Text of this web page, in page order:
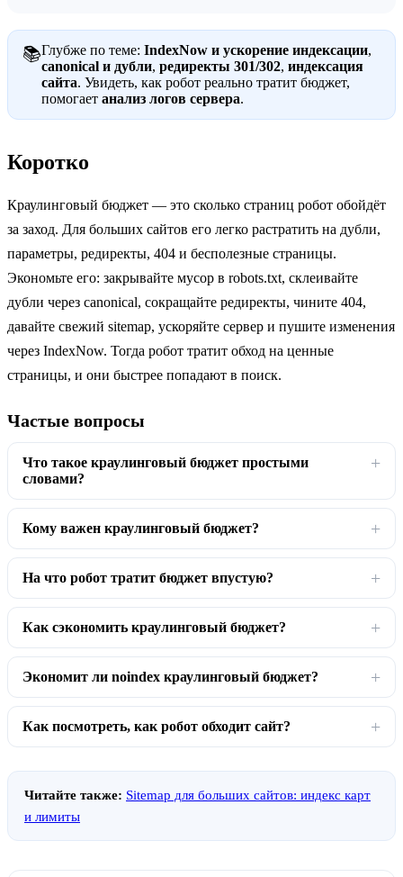
📚Глубже по теме: IndexNow и ускорение индексации,
canonical и дубли, редиректы 301/302, индексация
сайта. Увидеть, как робот реально тратит бюджет,
помогает анализ логов сервера.
Коротко
Краулинговый бюджет — это сколько страниц робот обойдёт
за заход. Для больших сайтов его легко растратить на дубли,
параметры, редиректы, 404 и бесполезные страницы.
Экономьте его: закрывайте мусор в robots.txt, склеивайте
дубли через canonical, сокращайте редиректы, чините 404,
давайте свежий sitemap, ускоряйте сервер и пушите изменения
через IndexNow. Тогда робот тратит обход на ценные
страницы, и они быстрее попадают в поиск.
Частые вопросы
Что такое краулинговый бюджет простыми
словами?
Кому важен краулинговый бюджет?
На что робот тратит бюджет впустую?
Как сэкономить краулинговый бюджет?
Экономит ли noindex краулинговый бюджет?
Как посмотреть, как робот обходит сайт?
Читайте также: Sitemap для больших сайтов: индекс карт
и лимиты